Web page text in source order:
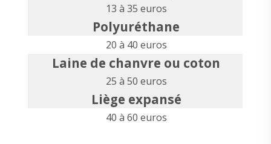
13 à 35 euros
Polyuréthane
20 à 40 euros
Laine de chanvre ou coton
25 à 50 euros
Liège expansé
40 à 60 euros